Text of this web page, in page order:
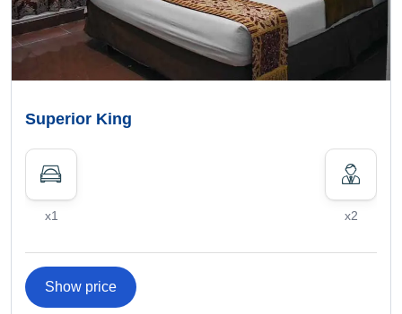
Superior King
x1 x2
Show price